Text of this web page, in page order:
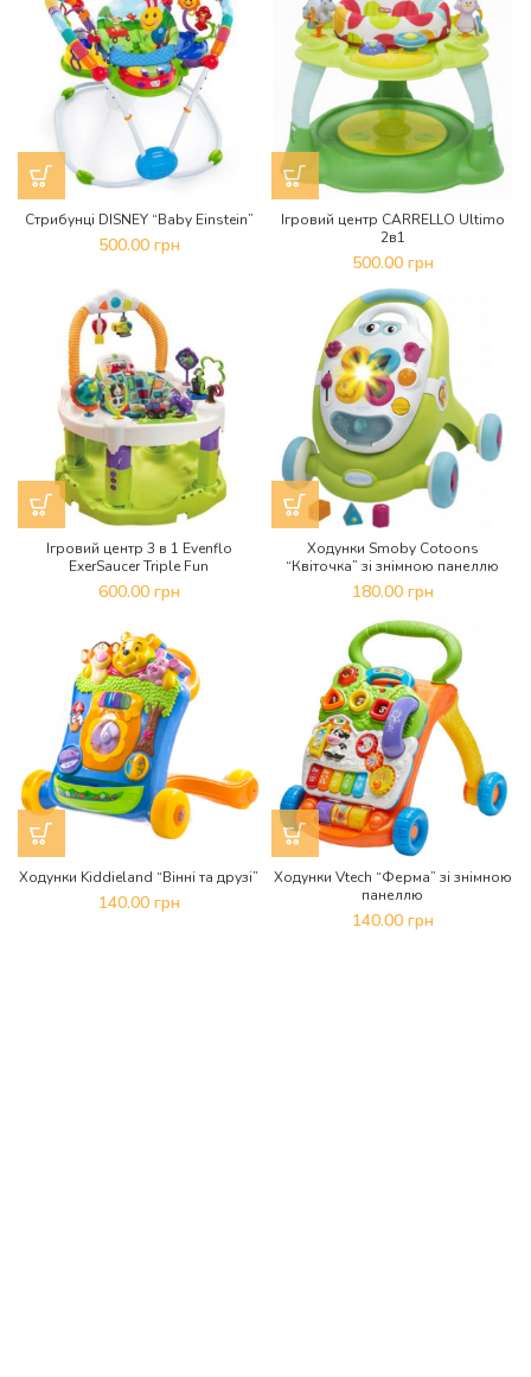
Стрибунці DISNEY “Baby Einstein”
500.00 грн
Ігровий центр CARRELLO Ultimo
2в1
500.00 грн
Ігровий центр 3 в 1 Evenflo
ExerSaucer Triple Fun
600.00 грн
Ходунки Smoby Cotoons
“Квіточка” зі знімною панеллю
180.00 грн
Ходунки Kiddieland “Вінні та друзі”
140.00 грн
Ходунки Vtech “Ферма” зі знімною
панеллю
140.00 грн